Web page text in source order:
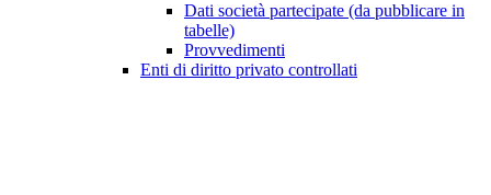
Dati società partecipate (da pubblicare in
tabelle)
Provvedimenti
Enti di diritto privato controllati